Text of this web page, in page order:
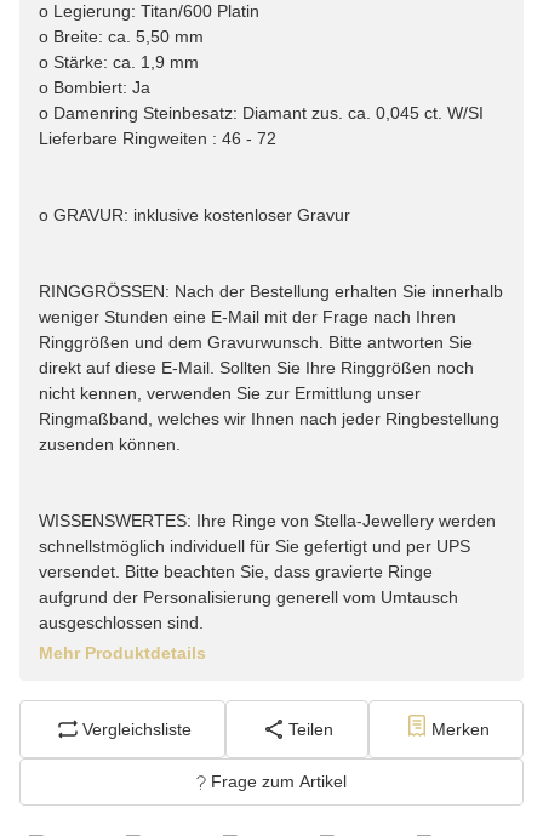
o Legierung: Titan/600 Platin
o Breite: ca. 5,50 mm
o Stärke: ca. 1,9 mm
o Bombiert: Ja
o Damenring Steinbesatz: Diamant zus. ca. 0,045 ct. W/SI
Lieferbare Ringweiten : 46 - 72
o GRAVUR: inklusive kostenloser Gravur
RINGGRÖSSEN: Nach der Bestellung erhalten Sie innerhalb
weniger Stunden eine E-Mail mit der Frage nach Ihren
Ringgrößen und dem Gravurwunsch. Bitte antworten Sie
direkt auf diese E-Mail. Sollten Sie Ihre Ringgrößen noch
nicht kennen, verwenden Sie zur Ermittlung unser
Ringmaßband, welches wir Ihnen nach jeder Ringbestellung
zusenden können.
WISSENSWERTES: Ihre Ringe von Stella-Jewellery werden
schnellstmöglich individuell für Sie gefertigt und per UPS
versendet. Bitte beachten Sie, dass gravierte Ringe
aufgrund der Personalisierung generell vom Umtausch
ausgeschlossen sind.
Mehr Produktdetails
Vergleichsliste Teilen Merken
Frage zum Artikel